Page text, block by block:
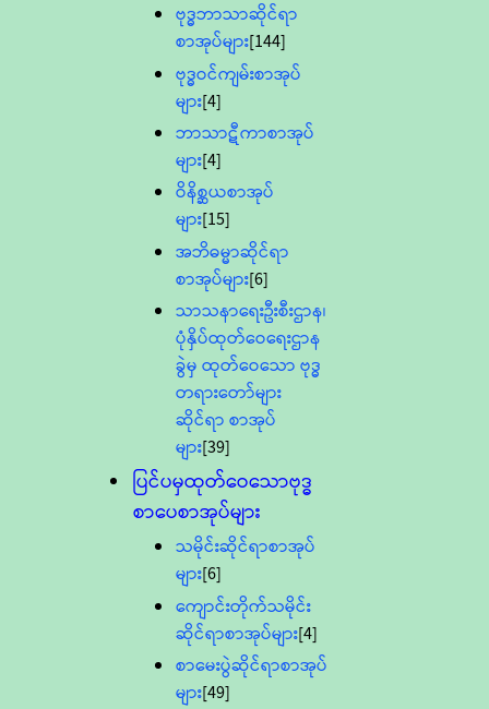
ဗုဒ္ဓဘာသာဆိုင်ရာ
စာအုပ်များ[144]
ဗုဒ္ဓဝင်ကျမ်းစာအုပ်
များ[4]
ဘာသာဋီကာစာအုပ်
များ[4]
ဝိနိစ္ဆယစာအုပ်
များ[15]
အဘိဓမ္မာဆိုင်ရာ
စာအုပ်များ[6]
သာသနာရေးဦးစီးဌာန၊
ပုံနှိပ်ထုတ်ဝေရေးဌာန
ခွဲမှ ထုတ်ဝေသော ဗုဒ္ဓ
တရားတော်များ
ဆိုင်ရာ စာအုပ်
များ[39]
ပြင်ပမှထုတ်ဝေသောဗုဒ္ဓ
စာပေစာအုပ်များ
သမိုင်းဆိုင်ရာစာအုပ်
များ[6]
ကျောင်းတိုက်သမိုင်း
ဆိုင်ရာစာအုပ်များ[4]
စာမေးပွဲဆိုင်ရာစာအုပ်
များ[49]